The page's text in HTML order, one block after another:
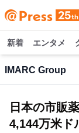
新着 エンタメ
IMARC Group
日本の市販
4,144万米ド